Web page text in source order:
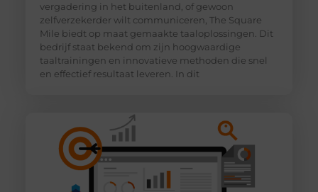
vergadering in het buitenland, of gewoon
zelfverzekerder wilt communiceren, The Square
Mile biedt op maat gemaakte taaloplossingen. Dit
bedrijf staat bekend om zijn hoogwaardige
taaltrainingen en innovatieve methoden die snel
en effectief resultaat leveren. In dit